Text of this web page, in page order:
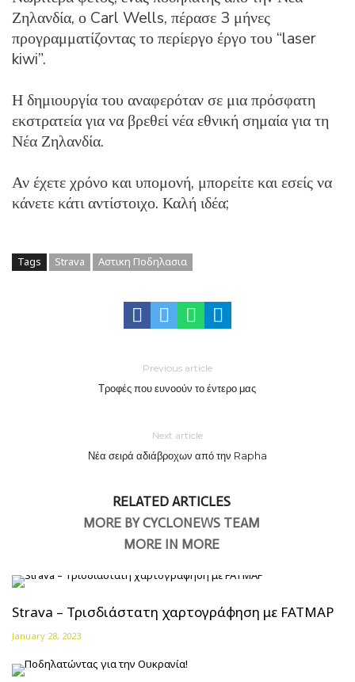
Ζηλανδία, ο Carl Wells, πέρασε 3 μήνες
προγραμματίζοντας το περίεργο έργο του “laser
kiwi”.
Η δημιουργία του αναφερόταν σε μια πρόσφατη
εκστρατεία για να βρεθεί νέα εθνική σημαία για τη
Νέα Ζηλανδία.
Αν έχετε χρόνο και υπομονή, μπορείτε και εσείς να
κάνετε κάτι αντίστοιχο. Καλή ιδέα;
Tags Strava Αστικη Ποδηλασια
Previous article
Τροφές που ευνοούν το έντερο μας
Next article
Νέα σειρά αδιάβροχων από την Rapha
RELATED ARTICLES
MORE BY CYCLONEWS TEAM
MORE IN MORE
Strava – Τρισδιάστατη χαρτογράφηση με FATMAP
January 28, 2023